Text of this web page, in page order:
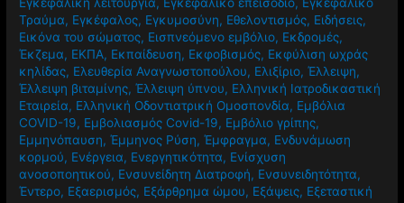
Τραύμα, Εγκέφαλος, Εγκυμοσύνη, Εθελοντισμός, Ειδήσεις,
Εικόνα του σώματος, Εισπνεόμενο εμβόλιο, Εκδρομές,
Έκζεμα, ΕΚΠΑ, Εκπαίδευση, Εκφοβισμός, Εκφύλιση ωχράς
κηλίδας, Ελευθερία Αναγνωστοπούλου, Ελιξίριο,Έλλειψη,
Έλλειψη βιταμίνης,Έλλειψη ύπνου, Ελληνική Ιατροδικαστική
Εταιρεία, Ελληνική Οδοντιατρική Ομοσπονδία, Εμβόλια
COVID-19, Εμβολιασμός Covid-19, Εμβόλιο γρίπης,
Εμμηνόπαυση,Έμμηνος Ρύση,Έμφραγμα, Ενδυνάμωση
κορμού, Ενέργεια, Ενεργητικότητα, Ενίσχυση
ανοσοποητικού, Ενσυνείδητη Διατροφή, Ενσυνειδητότητα,
Έντερο, Εξαερισμός, Εξάρθρημα ώμου, Εξάψεις, Εξεταστική